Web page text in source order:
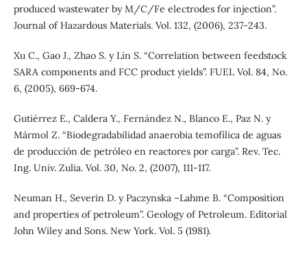
produced wastewater by M/C/Fe electrodes for injection”.
Journal of Hazardous Materials. Vol. 132, (2006), 237-243.
Xu C., Gao J., Zhao S. y Lin S. “Correlation between feedstock
SARA components and FCC product yields”. FUEL Vol. 84, No.
6, (2005), 669-674.
Gutiérrez E., Caldera Y., Fernández N., Blanco E., Paz N. y
Mármol Z. “Biodegradabilidad anaerobia temofílica de aguas
de producción de petróleo en reactores por carga”. Rev. Tec.
Ing. Univ. Zulia. Vol. 30, No. 2, (2007), 111-117.
Neuman H., Severin D. y Paczynska –Lahme B. “Composition
and properties of petroleum”. Geology of Petroleum. Editorial
John Wiley and Sons. New York. Vol. 5 (1981).